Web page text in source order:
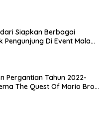
Siapkan Berbagai
Pengunjung Di Event Malam
Pergantian Tahun 2022-
The Quest Of Mario Bros